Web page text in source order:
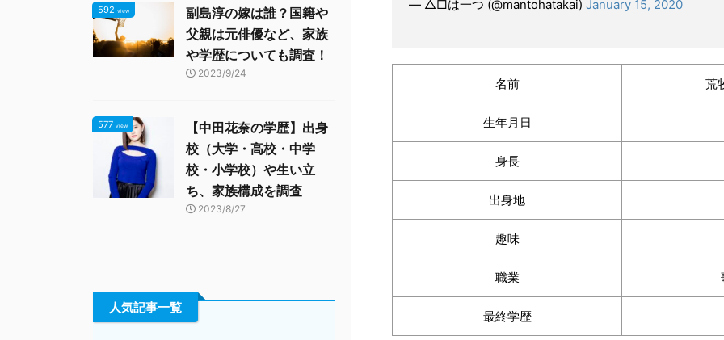
— △□は一つ (@mantohatakai) January 15, 2020
名前 荒
生年月日
身長
出身地
趣味
職業
最終学歴
592 view
副島淳の嫁は誰？国籍や
父親は元俳優など、家族
や学歴についても調査！
2023/9/24
577 view
【中田花奈の学歴】出身
校（大学・高校・中学
校・小学校）や生い立
ち、家族構成を調査
2023/8/27
人気記事一覧